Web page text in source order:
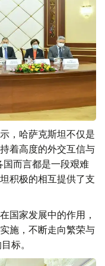
，哈萨克斯坦不仅是
着高度的外交互信与
而言都是一段艰难
积极的相互提供了支
国家发展中的作用，
施，不断走向繁荣与
标。